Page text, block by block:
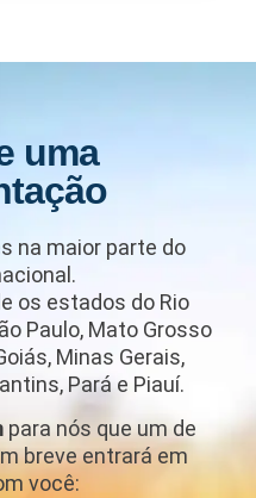
uma
na maior parte do
os estados do Rio
Paulo, Mato Grosso
Minas Gerais,
Pará e Piauí.
para nós que um de
breve entrará em
você: